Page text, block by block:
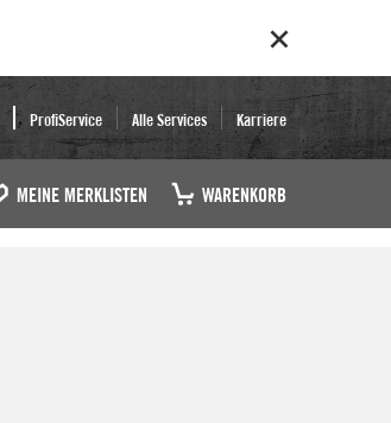
ProfiService Alle Services Karriere
MEINE MERKLISTEN WARENKORB